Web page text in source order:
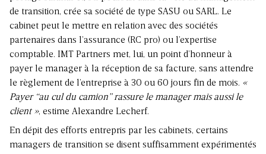
de transition, crée sa société de type SASU ou SARL. Le
cabinet peut le mettre en relation avec des sociétés
partenaires dans l’assurance (RC pro) ou l’expertise
comptable. IMT Partners met, lui, un point d’honneur à
payer le manager à la réception de sa facture, sans attendre
le règlement de l’entreprise à 30 ou 60 jours fin de mois. «
Payer “au cul du camion” rassure le manager mais aussi le
client », estime Alexandre Lecherf.
En dépit des efforts entrepris par les cabinets, certains
managers de transition se disent suffisamment expérimentés